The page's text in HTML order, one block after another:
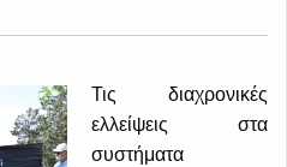
Τις διαχρονικές
ελλείψεις στα
συστήματα